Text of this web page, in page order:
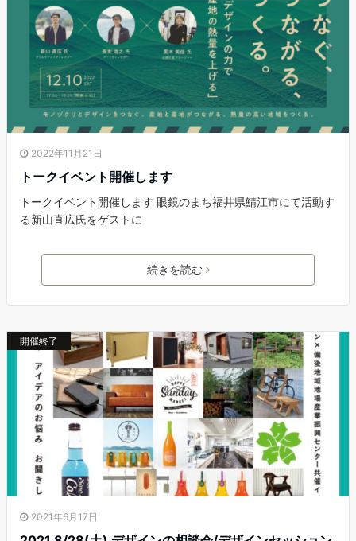
2022年11月21日
トークイベント開催します
トークイベント開催します 眼鏡のまち福井県鯖江市にて活動す
る新山直広氏をゲストに
続きを読む
開催終了
2021年6月17日